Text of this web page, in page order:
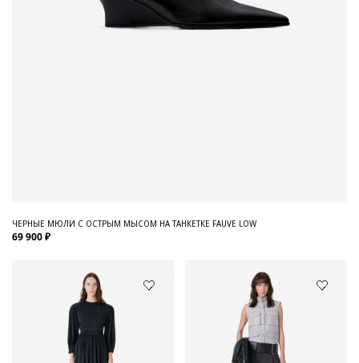
ЧЕРНЫЕ МЮЛИ С ОСТРЫМ МЫСОМ НА ТАНКЕТКЕ FAUVE LOW
69 900 ₽